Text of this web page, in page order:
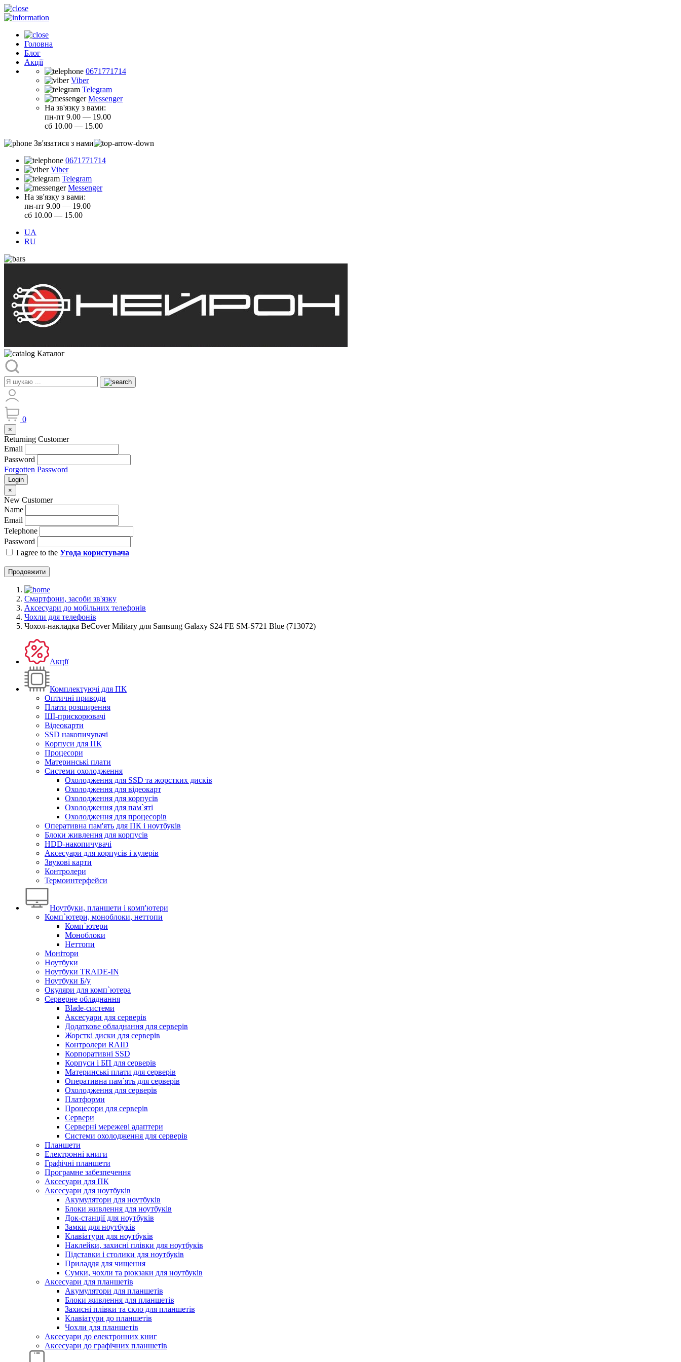
Головна
Блог
Акції
0671771714
Viber
Telegram
Messenger
На зв'язку з вами:
пн-пт 9.00 — 19.00
сб 10.00 — 15.00
Зв'язатися з нами
0671771714
Viber
Telegram
Messenger
На зв'язку з вами:
пн-пт 9.00 — 19.00
сб 10.00 — 15.00
UA
RU
Каталог
0
×
Returning Customer
Email
Password
Forgotten Password
Login
×
New Customer
Name
Email
Telephone
Password
I agree to the Угода користувача
Продовжити
Смартфони, засоби зв'язку
Аксесуари до мобільних телефонів
Чохли для телефонів
Чохол-накладка BeCover Military для Samsung Galaxy S24 FE SM-S721 Blue (713072)
Акції
Комплектуючі для ПК
Оптичні приводи
Плати розширення
ШІ-прискорювачі
Відеокарти
SSD накопичувачі
Корпуси для ПК
Процесори
Материнські плати
Системи охолодження
Охолодження для SSD та жорстких дисків
Охолодження для відеокарт
Охолодження для корпусів
Охолодження для пам`яті
Охолодження для процесорів
Оперативна пам'ять для ПК і ноутбуків
Блоки живлення для корпусів
HDD-накопичувачі
Аксесуари для корпусів і кулерів
Звукові карти
Контролери
Термоинтерфейси
Ноутбуки, планшети і комп'ютери
Комп`ютери, моноблоки, неттопи
Комп`ютери
Моноблоки
Неттопи
Монітори
Ноутбуки
Ноутбуки TRADE-IN
Ноутбуки Б/у
Окуляри для комп`ютера
Серверне обладнання
Blade-системи
Аксесуари для серверів
Додаткове обладнання для серверів
Жорсткі диски для серверів
Контролери RAID
Корпоративні SSD
Корпуси і БП для серверів
Материнські плати для серверів
Оперативна пам`ять для серверів
Охолодження для серверів
Платформи
Процесори для серверів
Сервери
Серверні мережеві адаптери
Системи охолодження для серверів
Планшети
Електронні книги
Графічні планшети
Програмне забезпечення
Аксесуари для ПК
Аксесуари для ноутбуків
Акумулятори для ноутбуків
Блоки живлення для ноутбуків
Док-станції для ноутбуків
Замки для ноутбуків
Клавіатури для ноутбуків
Наклейки, захисні плівки для ноутбуків
Підставки і столики для ноутбуків
Приладдя для чищення
Сумки, чохли та рюкзаки для ноутбуків
Аксесуари для планшетів
Акумулятори для планшетів
Блоки живлення для планшетів
Захисні плівки та скло для планшетів
Клавіатури до планшетів
Чохли для планшетів
Аксесуари до електронних книг
Аксесуари дo графічних планшетів